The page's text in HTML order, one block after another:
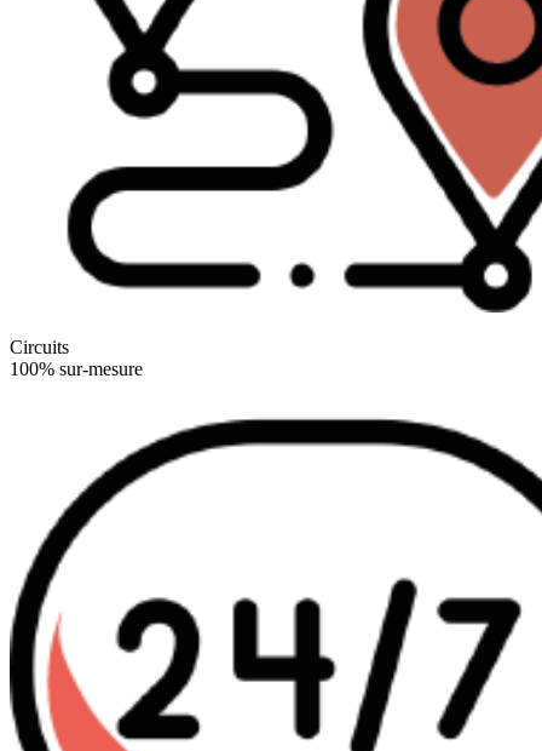
Circuits
100% sur-mesure